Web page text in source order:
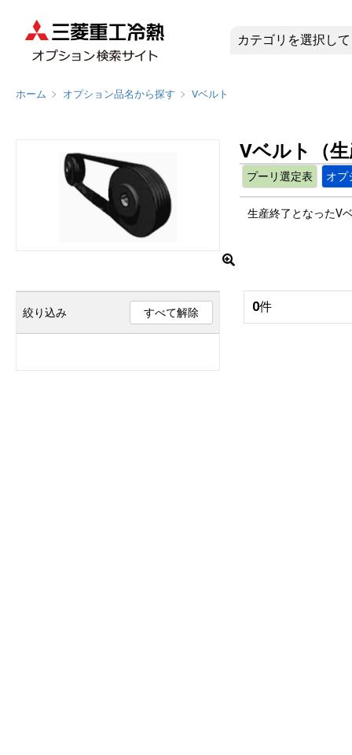
Vベルト
ホーム オプション品名から探す Vベルト
Vベルト（
プーリ選定表 オプ
生産終了となったV
絞り込み すべて解除 0件